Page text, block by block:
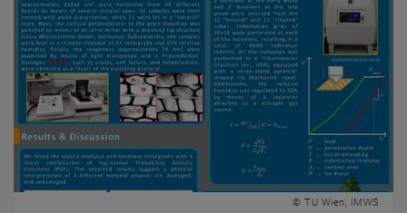
© TU Wien, IMWS